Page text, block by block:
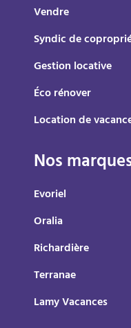
Vendre
Syndic de
Gestion locative
Éco rénover
Location de
Nos
Evoriel
Oralia
Richardière
Terranae
Lamy Vacances